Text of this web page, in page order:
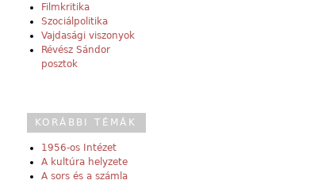
Filmkritika
Szociálpolitika
Vajdasági viszonyok
Révész Sándor
posztok
KORÁBBI TÉMÁK
1956-os Intézet
A kultúra helyzete
A sors és a számla